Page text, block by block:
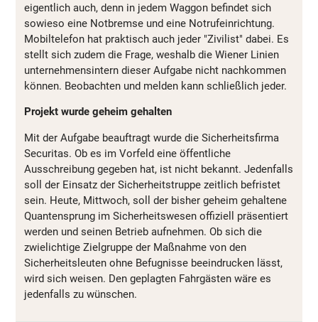
eigentlich auch, denn in jedem Waggon befindet sich
sowieso eine Notbremse und eine Notrufeinrichtung.
Mobiltelefon hat praktisch auch jeder "Zivilist" dabei. Es
stellt sich zudem die Frage, weshalb die Wiener Linien
unternehmensintern dieser Aufgabe nicht nachkommen
können. Beobachten und melden kann schließlich jeder.
Projekt wurde geheim gehalten
Mit der Aufgabe beauftragt wurde die Sicherheitsfirma
Securitas. Ob es im Vorfeld eine öffentliche
Ausschreibung gegeben hat, ist nicht bekannt. Jedenfalls
soll der Einsatz der Sicherheitstruppe zeitlich befristet
sein. Heute, Mittwoch, soll der bisher geheim gehaltene
Quantensprung im Sicherheitswesen offiziell präsentiert
werden und seinen Betrieb aufnehmen. Ob sich die
zwielichtige Zielgruppe der Maßnahme von den
Sicherheitsleuten ohne Befugnisse beeindrucken lässt,
wird sich weisen. Den geplagten Fahrgästen wäre es
jedenfalls zu wünschen.